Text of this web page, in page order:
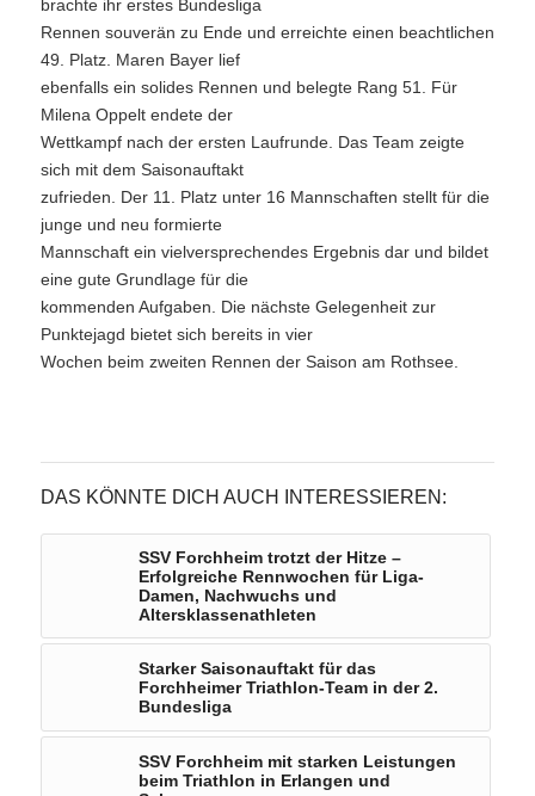
brachte ihr erstes Bundesliga
Rennen souverän zu Ende und erreichte einen beachtlichen
49. Platz. Maren Bayer lief
ebenfalls ein solides Rennen und belegte Rang 51. Für
Milena Oppelt endete der
Wettkampf nach der ersten Laufrunde. Das Team zeigte
sich mit dem Saisonauftakt
zufrieden. Der 11. Platz unter 16 Mannschaften stellt für die
junge und neu formierte
Mannschaft ein vielversprechendes Ergebnis dar und bildet
eine gute Grundlage für die
kommenden Aufgaben. Die nächste Gelegenheit zur
Punktejagd bietet sich bereits in vier
Wochen beim zweiten Rennen der Saison am Rothsee.
DAS KÖNNTE DICH AUCH INTERESSIEREN:
SSV Forchheim trotzt der Hitze –
Erfolgreiche Rennwochen für Liga-
Damen, Nachwuchs und
Altersklassenathleten
Starker Saisonauftakt für das
Forchheimer Triathlon-Team in der 2.
Bundesliga
SSV Forchheim mit starken Leistungen
beim Triathlon in Erlangen und